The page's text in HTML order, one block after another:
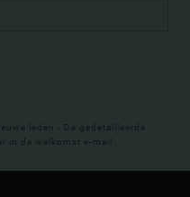
leden - De gedetailleerde
in de welkomst e-mail